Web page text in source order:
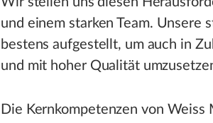
und einem starken Team.
bestens aufgestellt, um auch in
und mit hoher Qualität
Die Kernkompetenzen von